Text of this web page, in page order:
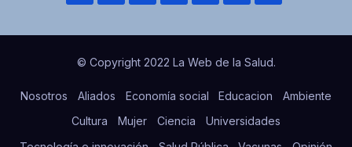
© Copyright 2022 La Web de la Salud.
Nosotros Aliados Economía social Educacion
Ambiente
Cultura
Mujer Ciencia
Universidades